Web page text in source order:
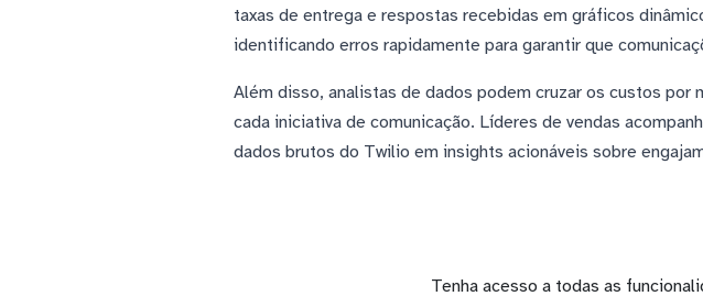
taxas de entrega e respostas recebidas em gráficos
identificando erros rapidamente para garantir que
Além disso, analistas de dados podem cruzar os custos por
cada iniciativa de comunicação. Líderes de vendas
dados brutos do Twilio em insights acionáveis sobre
Tenha acesso a todas as